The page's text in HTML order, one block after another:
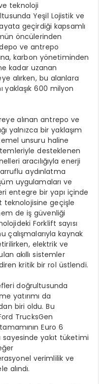
teknoloji
Yeşil Lojistik ve
geçirdiği kapsamlı
öncülerinden
ve antrepo
karbon yönetiminden
kadar uzanan
alırken, bu alanlara
yaklaşık600 milyon
alınan antrepo ve
yalnızca bir yaklaşım
unsuru haline
desteklenen
aracılığıyla enerji
aydınlatma
uygulamaları ve
entegre bir yapı içinde
teknolojisine geçişle
de iş güvenliği
Forklift sayısı
çalışmalarıyla kaynak
elektrik ve
akıllı sistemler
kritik bir rol üstlendi.
doğrultusunda
yatırımı da
biri oldu. Bu
TrucksGen
Euro 6
sayesinde yakıt tüketimi
verimlilik ve
alındı.